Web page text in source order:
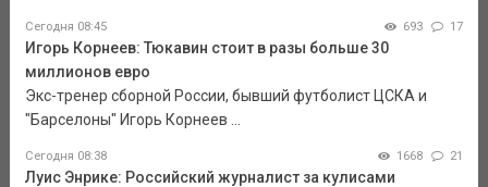
Сегодня 08:45 693 17
Игорь Корнеев: Тюкавин стоит в разы больше 30
миллионов евро
Экс-тренер сборной России, бывший футболист ЦСКА и
"Барселоны" Игорь Корнеев ...
Сегодня 08:38 1668 21
Луис Энрике: Российский журналист за кулисами